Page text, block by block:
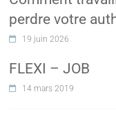
perdre votre
19 juin 2026
FLEXI – JOB
14 mars 2019